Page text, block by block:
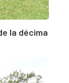
la décima